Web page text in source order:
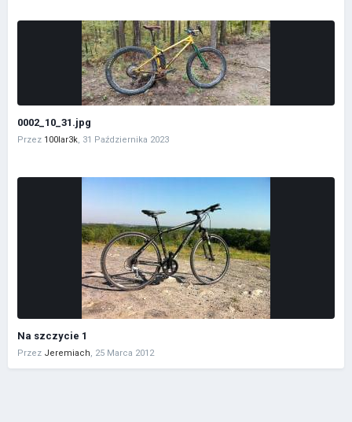
0002_10_31.jpg
Przez 100lar3k, 31 Października 2023
Na szczycie 1
Przez Jeremiach 25 Marca 2012